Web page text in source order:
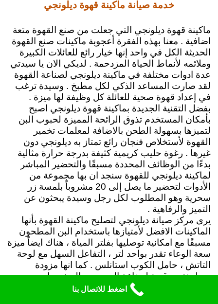
خدمة صيانة ماكينة قهوة ديلونجي
ماكينة قهوة ديلونجي التي جعلت من صنع القهوة متعة
اضافية . معنا بهذه الفقرة أعجوبة ماكينات صنع القهوة
الحديثة الكل في واحد إنها خيار رائع للعائلات الكبيرة
وملائمه لأنماط الحياة المزدحمة . لديكي الان يا سيدتي
عدة ادوات مختلفة في ماكينة ديلونجي لصناعة القهوة
لقد صارت المساعد الذكي لكل مطبخ . وسيدة ترغب
في إعداد قهوة صحية للعائلة كل وظيفة لها ميزة .
بفضل التقنية الجديدة بماكينة قهوة ديلونجي اصبح
بأمكان المستخدم تذوق الرائحة المميزة لحبوب البن
لتميزها بسهولة الطحن بالاضافة لمعلمات تخمير
القهوة لأستخلاص فنجان رائع تمتاز به ديلونجي دون
غيرها . رغوة حليب كريمية كثيفة بدرجة حرارة مثالية
بدءًا من الوظائف المحددة مسبقًا والتحضير المباشر
لماكينة ديلونجي للقهوة سنجد ان بها مجموعة من
الأدوات لتحضير ما يصل إلى 20 مشروباً بلمسة زر
سحرية وهو المطلوب لكل رجل وسيدة يبحثون عن
التميز والرفاهية .
يرى مركز صيانة ديلونجي لتصليح ماكينة القهوة بأنها
الماكينات الافضل لأمتيازها باستخدام البن المطحون
مسبقًا مع امكانية توصليها بفلتر المياة ، هناك ايضاً ميزة
سعة الوعاء تقدر بواحد لتر ، التفاعل السهل مع لوحة
التاتش ، حامل الكوب استانلس . كما انها مزودة
بمطحنة بن قوية لصناعة العديد من المشروبات
الساخنة مثل الكابتشينو فلات وايت اسبريسو ماكياتو
لاتيه قهوة حليب ساخن ومع ذلك نجدها تصنع لنا كوب
اضغط للاتصال بنا